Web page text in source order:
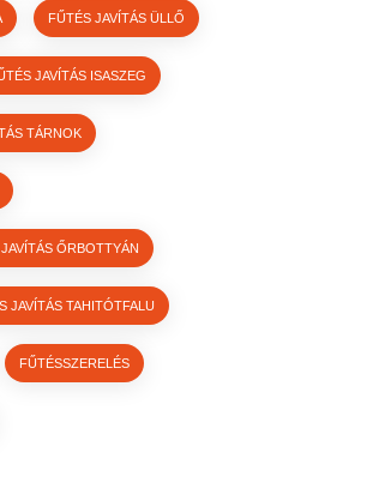
FŰTÉS JAVÍTÁS ÜLLŐ
JAVÍTÁS ISASZEG
TÁRNOK
ŐRBOTTYÁN
JAVÍTÁS TAHITÓTFALU
FŰTÉSSZERELÉS